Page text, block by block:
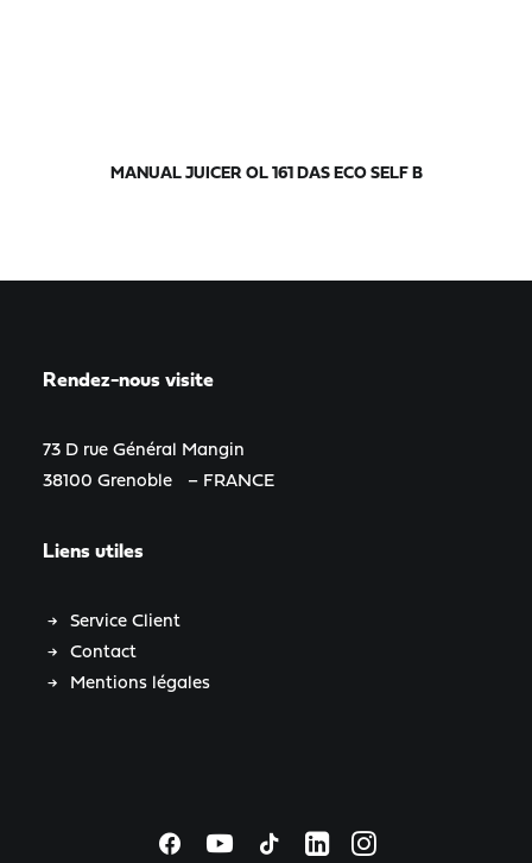
MANUAL JUICER OL 161 DAS ECO SELF B
Rendez-nous visite
73 D rue Général Mangin
38100 Grenoble – FRANCE
Liens utiles
Service Client
Contact
Mentions légales